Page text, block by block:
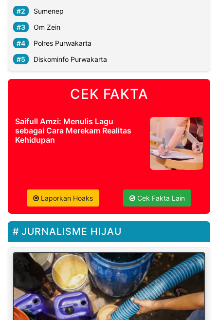
Sumenep
Om Zein
Polres Purwakarta
Diskominfo Purwakarta
CEK FAKTA
Saifull Amzi: Menulis Lagu
sebagai Cara Merekam Realitas
Kehidupan
Laporkan Hoaks Cek Fakta Lain
JURNALISME HIJAU